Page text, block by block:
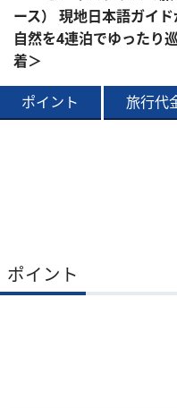
ース） 現地日本語ガイ
自然を4連泊でゆったり
着＞
ポイント 旅行代
ポイント